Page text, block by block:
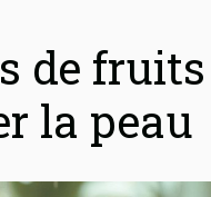
de
la peau